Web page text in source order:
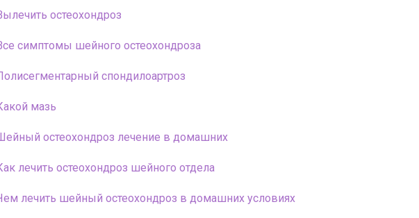
остеохондроз
симптомы шейного остеохондроза
спондилоартроз
мазь
остеохондроз лечение в домашних
лечить остеохондроз шейного отдела
лечить шейный остеохондроз в домашних условиях